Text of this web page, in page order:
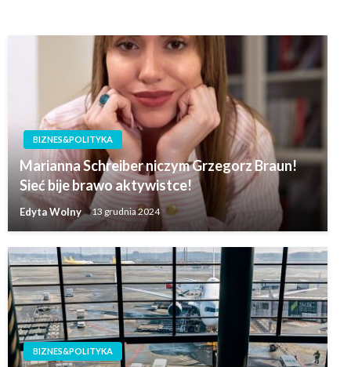
BIZNES&POLITYKA
Marianna Schreiber niczym Grzegorz Braun!
Sieć bije brawo aktywistce!
Edyta Wolny 13 grudnia 2024
BIZNES&POLITYKA